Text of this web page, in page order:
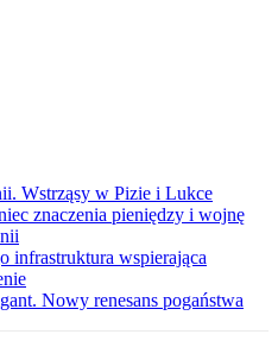
Wstrząsy w Pizie i Lukce
znaczenia pieniędzy i wojnę
infrastruktura wspierająca
Nowy renesans pogaństwa